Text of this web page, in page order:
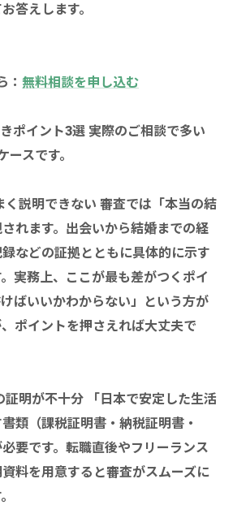
答えします。
： 無料相談を申し込む
ポイント3選 実際のご相談で多い
スです。
説明できない 審査では「本当の結
れます。出会いから結婚までの経
などの証拠とともに具体的に示す
実務上、ここが最も差がつくポイ
ばいいかわからない」という方が
ポイントを押さえれば大丈夫で
明が不十分 「日本で安定した生活
類（課税証明書・納税証明書・
要です。転職直後やフリーランス
料を用意すると審査がスムーズに